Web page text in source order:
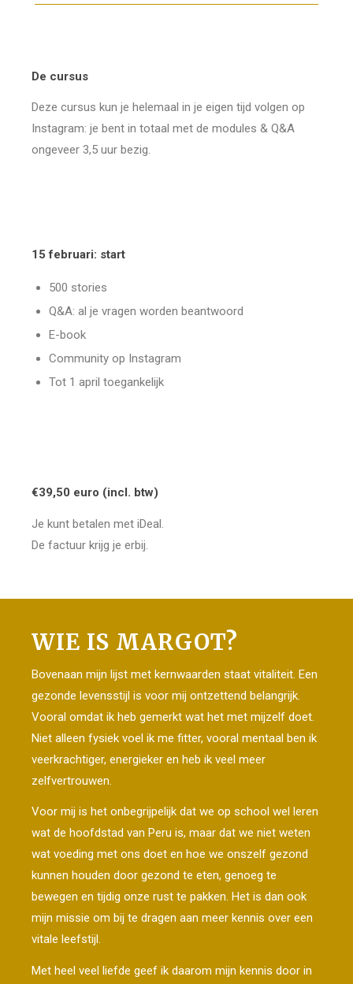
De cursus
Deze cursus kun je helemaal in je eigen tijd volgen op
Instagram: je bent in totaal met de modules & Q&A
ongeveer 3,5 uur bezig.
15 februari: start
500 stories
Q&A: al je vragen worden beantwoord
E-book
Community op Instagram
Tot 1 april toegankelijk
€39,50 euro (incl. btw)
Je kunt betalen met iDeal.
De factuur krijg je erbij.
WIE IS MARGOT?
Bovenaan mijn lijst met kernwaarden staat vitaliteit. Een
gezonde levensstijl is voor mij ontzettend belangrijk.
Vooral omdat ik heb gemerkt wat het met mijzelf doet.
Niet alleen fysiek voel ik me fitter, vooral mentaal ben ik
veerkrachtiger, energieker en heb ik veel meer
zelfvertrouwen.
Voor mij is het onbegrijpelijk dat we op school wel leren
wat de hoofdstad van Peru is, maar dat we niet weten
wat voeding met ons doet en hoe we onszelf gezond
kunnen houden door gezond te eten, genoeg te
bewegen en tijdig onze rust te pakken. Het is dan ook
mijn missie om bij te dragen aan meer kennis over een
vitale leefstijl.
Met heel veel liefde geef ik daarom mijn kennis door in